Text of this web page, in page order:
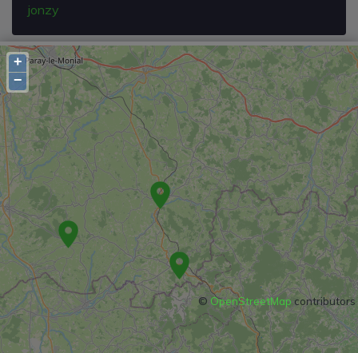
jonzy
+
−
© OpenStreetMap contributors